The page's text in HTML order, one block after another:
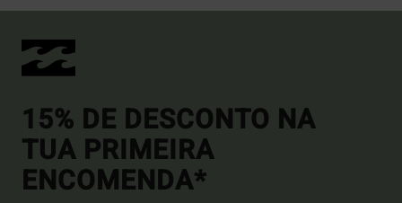
15% DE DESCONTO NA
TUA PRIMEIRA
ENCOMENDA*